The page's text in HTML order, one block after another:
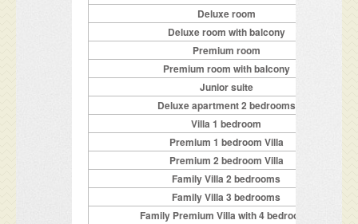
Deluxe room
Deluxe room with balcony
Premium room
Premium room with balcony
Junior suite
Deluxe apartment 2 bedrooms
Villa 1 bedroom
Premium 1 bedroom Villa
Premium 2 bedroom Villa
Family Villa 2 bedrooms
Family Villa 3 bedrooms
Family Premium Villa with 4 bedrooms